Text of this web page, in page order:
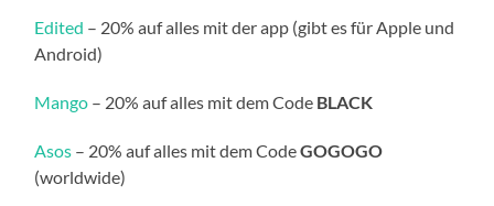
Edited – 20% auf alles mit der app (gibt es für Apple und
Android)
Mango – 20% auf alles mit dem Code BLACK
Asos – 20% auf alles mit dem CodeGOGOGO
(worldwide)